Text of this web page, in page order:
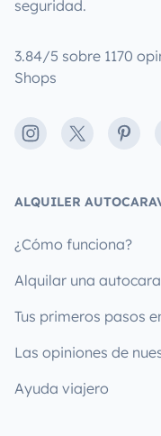
seguridad.
3.84/5 sobre 1170
Shops
Instagram
X
ALQUILER
¿Cómo funciona?
Alquilar una
Tus primeros pasos
Las opiniones de
Ayuda viajero